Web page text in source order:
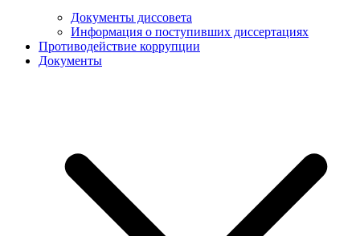
Документы диссовета
Информация о поступивших диссертациях
Противодействие коррупции
Документы